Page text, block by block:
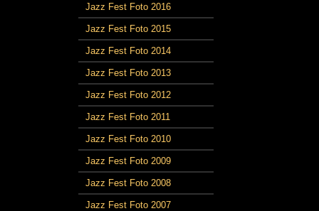
Jazz Fest Foto 2016
Jazz Fest Foto 2015
Jazz Fest Foto 2014
Jazz Fest Foto 2013
Jazz Fest Foto 2012
Jazz Fest Foto 2011
Jazz Fest Foto 2010
Jazz Fest Foto 2009
Jazz Fest Foto 2008
Jazz Fest Foto 2007